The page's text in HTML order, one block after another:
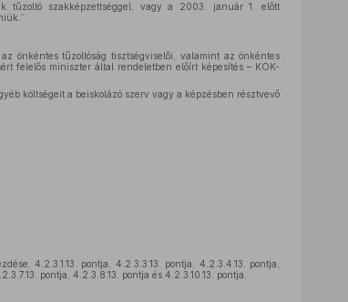
tűzoltó szakképzettséggel, vagy a 2003. január 1. előtt
önkéntes tűzoltóság tisztségviselői, valamint az önkéntes
felelős miniszter által rendeletben előírt képesítés – KOK-
költségeit a beiskolázó szerv vagy a képzésben résztvevő
4.2.3.1.13. pontja, 4.2.3.3.13. pontja, 4.2.3.4.13. pontja,
pontja, 4.2.3.8.13. pontja és 4.2.3.10.13. pontja.